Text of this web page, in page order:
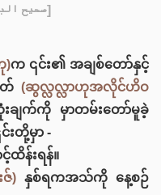
[صحيح البخاري - 1981]
)က ၎င်း၏ အချစ်တော်နှင့်
တ် (ဆွလ္လလ္လာဟုအလိုင်ဟိဝ
ျက်ကို မှာတမ်းတော်မူခဲ့
တို့မှာ -
ထိန်းရန်။
ဇ်) နှစ်ရကအသ်ကို နေ့စဉ်